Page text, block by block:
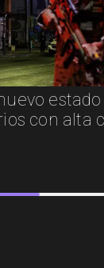
estado
con alta